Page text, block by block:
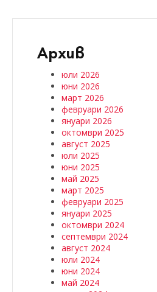
Архив
юли 2026
юни 2026
март 2026
февруари 2026
януари 2026
октомври 2025
август 2025
юли 2025
юни 2025
май 2025
март 2025
февруари 2025
януари 2025
октомври 2024
септември 2024
август 2024
юли 2024
юни 2024
май 2024